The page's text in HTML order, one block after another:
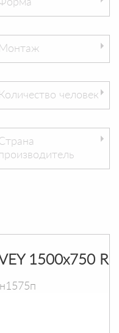
Монтаж
Количество человек
1500х750 R